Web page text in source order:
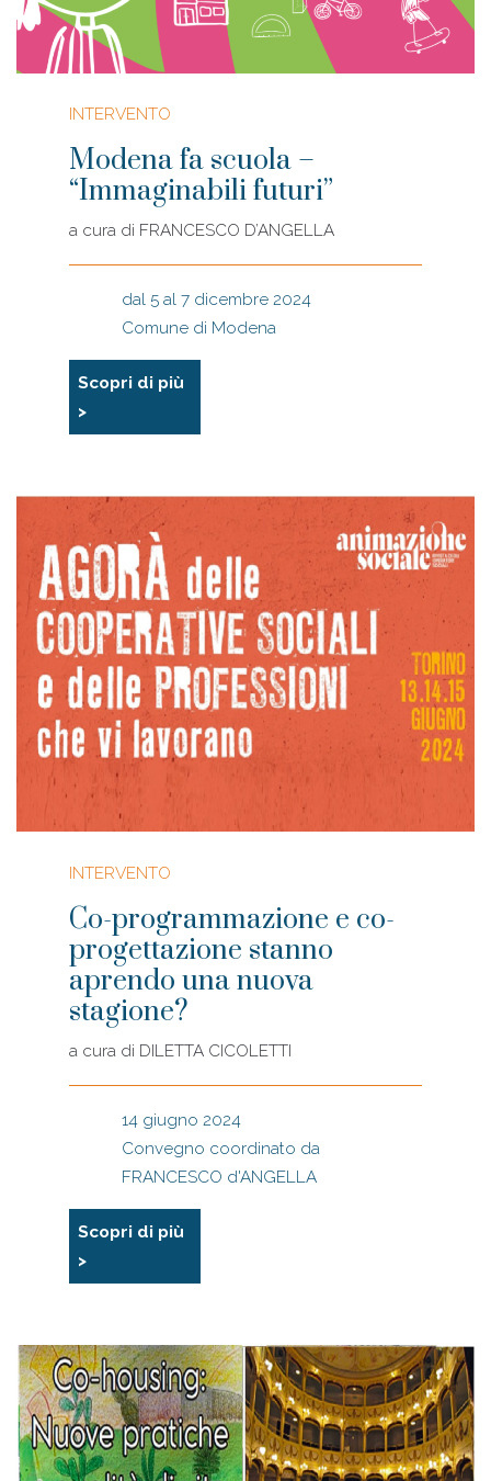
INTERVENTO
Modena fa scuola –
“Immaginabili futuri”
a cura di FRANCESCO D’ANGELLA
dal 5 al 7 dicembre 2024
Comune di Modena
Scopri di più
>
INTERVENTO
Co-programmazione e co-
progettazione stanno
aprendo una nuova
stagione?
a cura di DILETTA CICOLETTI
14 giugno 2024
Convegno coordinato da
FRANCESCO d'ANGELLA
Scopri di più
>